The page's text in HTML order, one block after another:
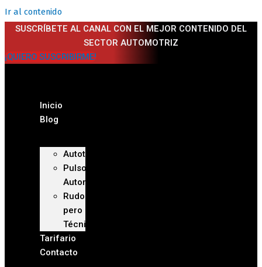
Ir al contenido
SUSCRÍBETE AL CANAL CON EL MEJOR CONTENIDO DEL
SECTOR AUTOMOTRIZ
¡QUIERO SUSCRIBIRME!
Inicio
Blog
Autoteca
Pulso
Automotriz
Rudo
pero
Técnico
Tarifario
Contacto